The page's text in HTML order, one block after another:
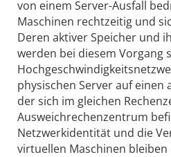
von einem Server-Ausfall
Maschinen rechtzeitig und
Deren aktiver Speicher und
werden bei diesem Vorgang
physischen Server auf
der sich im gleichen
Ausweichrechenzentrum
Netzwerkidentität und die
virtuellen Maschinen